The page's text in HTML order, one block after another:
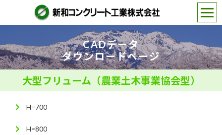
CADデータ
ダウンロードページ
大型フリューム（農業土木事業協会型）
H=700
H=800